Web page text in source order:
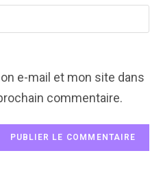
e-mail et mon site dans
commentaire.